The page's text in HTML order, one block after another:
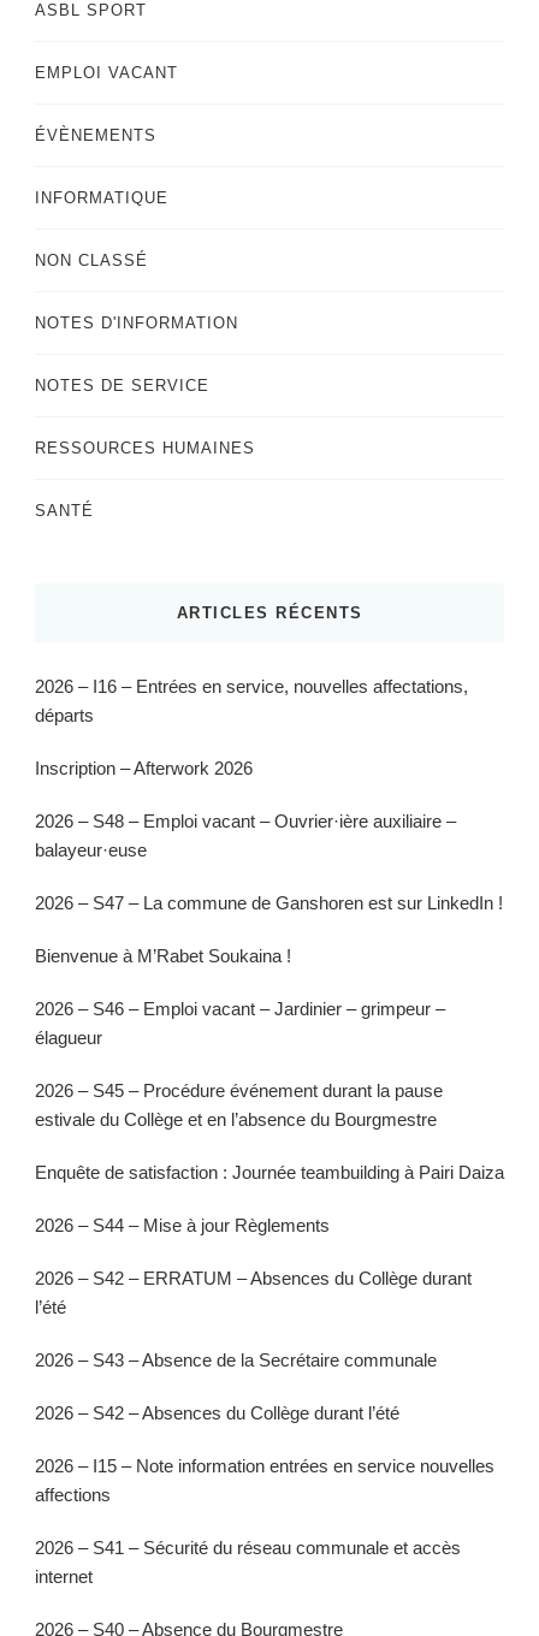
ASBL SPORT
EMPLOI VACANT
ÉVÈNEMENTS
INFORMATIQUE
NON CLASSÉ
NOTES D'INFORMATION
NOTES DE SERVICE
RESSOURCES HUMAINES
SANTÉ
ARTICLES RÉCENTS
2026 – I16 – Entrées en service, nouvelles affectations,
départs
Inscription – Afterwork 2026
2026 – S48 – Emploi vacant – Ouvrier·ière auxiliaire –
balayeur·euse
2026 – S47 – La commune de Ganshoren est sur LinkedIn !
Bienvenue à M’Rabet Soukaina !
2026 – S46 – Emploi vacant – Jardinier – grimpeur –
élagueur
2026 – S45 – Procédure événement durant la pause
estivale du Collège et en l’absence du Bourgmestre
Enquête de satisfaction : Journée teambuilding à Pairi Daiza
2026 – S44 – Mise à jour Règlements
2026 – S42 – ERRATUM – Absences du Collège durant
l’été
2026 – S43 – Absence de la Secrétaire communale
2026 – S42 – Absences du Collège durant l’été
2026 – I15 – Note information entrées en service nouvelles
affections
2026 – S41 – Sécurité du réseau communale et accès
internet
2026 – S40 – Absence du Bourgmestre